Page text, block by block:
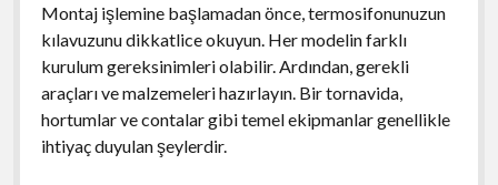
Montaj işlemine başlamadan önce, termosifonunuzun
kılavuzunu dikkatlice okuyun. Her modelin farklı
kurulum gereksinimleri olabilir. Ardından, gerekli
araçları ve malzemeleri hazırlayın. Bir tornavida,
hortumlar ve contalar gibi temel ekipmanlar genellikle
ihtiyaç duyulan şeylerdir.